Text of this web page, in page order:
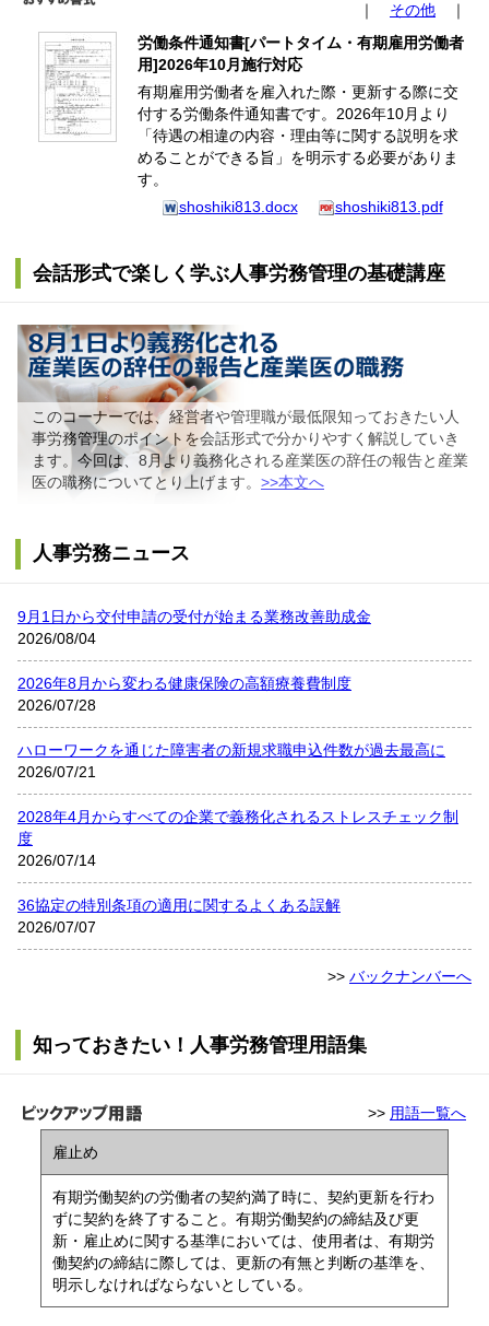
｜ その他 ｜
労働条件通知書[パートタイム・有期雇用労働者
用]2026年10月施行対応
有期雇用労働者を雇入れた際・更新する際に交
付する労働条件通知書です。2026年10月より
「待遇の相違の内容・理由等に関する説明を求
めることができる旨」を明示する必要がありま
す。
shoshiki813.docx
shoshiki813.pdf
会話形式で楽しく学ぶ人事労務管理の基礎講座
このコーナーでは、経営者や管理職が最低限知っておきたい人
事労務管理のポイントを会話形式で分かりやすく解説していき
ます。今回は、8月より義務化される産業医の辞任の報告と産業
医の職務についてとり上げます。 >>本文へ
人事労務ニュース
9月1日から交付申請の受付が始まる業務改善助成金
2026/08/04
2026年8月から変わる健康保険の高額療養費制度
2026/07/28
ハローワークを通じた障害者の新規求職申込件数が過去最高に
2026/07/21
2028年4月からすべての企業で義務化されるストレスチェック制
度
2026/07/14
36協定の特別条項の適用に関するよくある誤解
2026/07/07
>> バックナンバーへ
知っておきたい！人事労務管理用語集
>> 用語一覧へ
雇止め
有期労働契約の労働者の契約満了時に、契約更新を行わ
ずに契約を終了すること。有期労働契約の締結及び更
新・雇止めに関する基準においては、使用者は、有期労
働契約の締結に際しては、更新の有無と判断の基準を、
明示しなければならないとしている。